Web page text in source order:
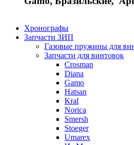
Хронографы
Запчасти ЗИП
Газовые пружины для
Запчасти для винтовок
Crosman
Diana
Gamo
Hatsan
Kral
Norica
Smersh
Stoeger
Umarex